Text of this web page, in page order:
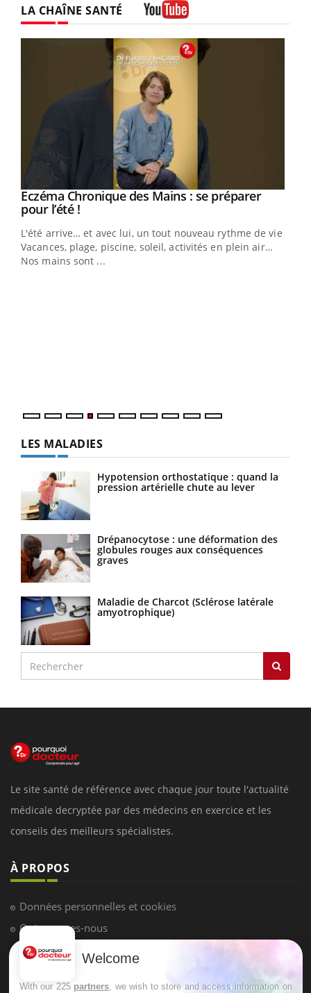
LA CHAÎNE SANTÉ
Youtube
Eczéma Chronique des Mains : se préparer
pour l’été !Youtube
L'été arrive… et avec lui, un tout nouveau rythme de vie !
Vacances, plage, piscine, soleil, activités en plein air…
Nos mains sont ...
LES MALADIES
Hypotension orthostatique : quand la
pression artérielle chute au lever
Drépanocytose : une déformation des
globules rouges aux conséquences
graves
Maladie de Charcot (Sclérose latérale
amyotrophique)
Le site santé de référence avec chaque jour toute l'actualité
médicale decryptée par des médecins en exercice et les
conseils des meilleurs spécialistes.
À PROPOS
Données personnelles et cookies
Qui sommes-nous
Conditions d'utilisation
Welcome
With our 225 partners , we wish to store and access information on